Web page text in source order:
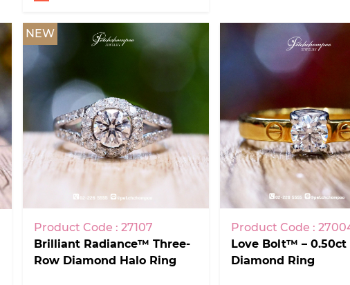
NEW
Product Code : 27107
Brilliant Radiance™ Three-
Row Diamond Halo Ring
Product Code :
Love Bolt™ – 0.50ct
Diamond Ring